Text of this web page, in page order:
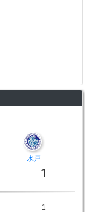
水戸
1
1